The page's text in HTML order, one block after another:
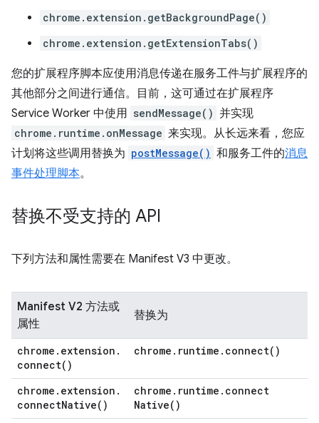
chrome.extension.getBackgroundPage()
chrome.extension.getExtensionTabs()
您的扩展程序脚本应使用消息传递在服务工件与扩展程序的
其他部分之间进行通信。目前，这可通过在扩展程序
Service Worker 中使用 sendMessage() 并实现
chrome.runtime.onMessage 来实现。从长远来看，您应
计划将这些调用替换为 postMessage() 和服务工件的消息
事件处理脚本。
替换不受支持的 API
下列方法和属性需要在 Manifest V3 中更改。
Manifest V2 方法或
属性
替换为
chrome . extension .
connect( )
chrome . runtime . connect( )
chrome . extension .
connectNative( )
chrome . runtime . connect
Native( )